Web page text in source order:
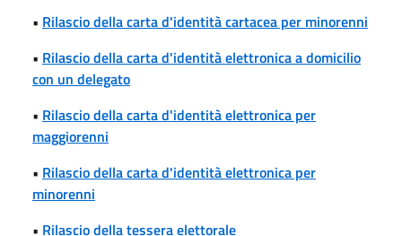
• Rilascio della carta d'identità cartacea per minorenni
• Rilascio della carta d'identità elettronica a domicilio
con un delegato
• Rilascio della carta d'identità elettronica per
maggiorenni
• Rilascio della carta d'identità elettronica per
minorenni
• Rilascio della tessera elettorale